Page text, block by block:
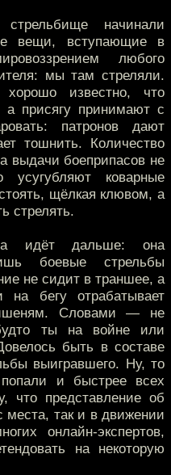
начинали
вещи, вступающие в
любого
мы там стреляли.
известно, что
присягу принимают с
патронов дают
тошнить. Количество
выдачи боеприпасов не
усугубляют коварные
щёлкая клювом, а
стрелять.
идёт дальше: она
боевые стрельбы
не сидит в траншее, а
бегу отрабатывает
Словами — не
ты на войне или
быть в составе
выигравшего. Ну, то
и быстрее всех
что представление об
места, так и в движении
онлайн-экспертов,
на некоторую